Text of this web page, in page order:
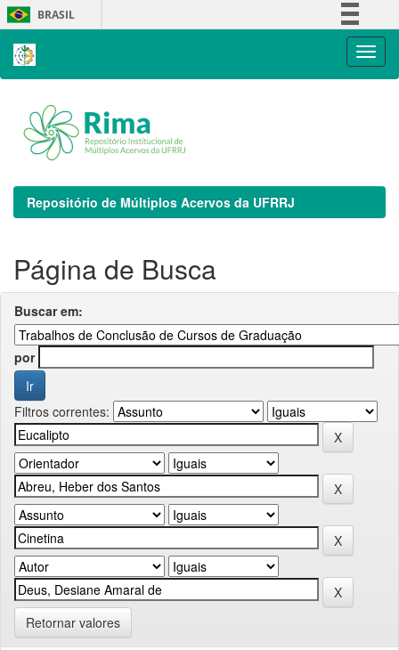
Skip
navigation
BRASIL
Repositório de Múltiplos Acervos da UFRRJ
Página de Busca
Buscar em:
por
Filtros correntes:
Retornar valores